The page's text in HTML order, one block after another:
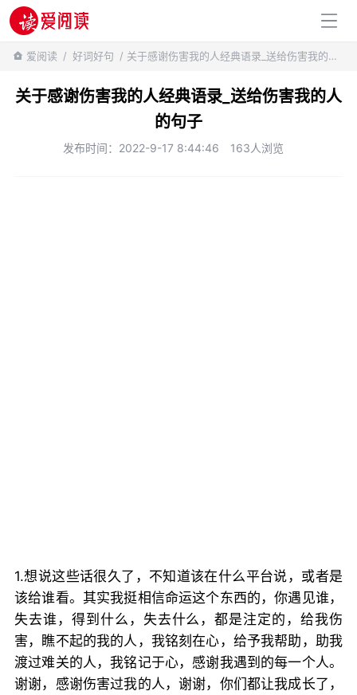
百科知识
爱阅读 / 好词好句 / 关于感谢伤害我的人经典语录_送给伤害我的人的句子
关于感谢伤害我的人经典语录_送给伤害我的人
的句子
发布时间：2022-9-17 8:44:46 163人浏览
1.想说这些话很久了，不知道该在什么平台说，或者是
该给谁看。其实我挺相信命运这个东西的，你遇见谁，
失去谁，得到什么，失去什么，都是注定的，给我伤
害，瞧不起的我的人，我铭刻在心，给予我帮助，助我
渡过难关的人，我铭记于心，感谢我遇到的每一个人。
谢谢，感谢伤害过我的人，谢谢，你们都让我成长了，